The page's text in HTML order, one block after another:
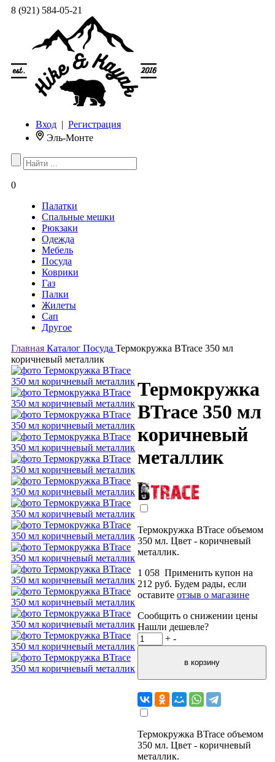
8 (921) 584-05-21
Вход | Регистрация
Эль-Монте
0
Палатки
Спальные мешки
Рюкзаки
Одежда
Мебель
Посуда
Коврики
Газ
Палки
Жилеты
Сап
Другое
Главная Каталог Посуда Термокружка BTrace 350 мл
коричневый металлик
Термокружка
BTrace 350 мл
коричневый
металлик
Термокружка BTrace объемом
350 мл. Цвет - коричневый
металлик.
1 058 Применить купон на
212 руб. Будем рады, если
оставите отзыв о магазине
Сообщить о снижении цены
Нашли дешевле?
+ -
Термокружка BTrace объемом
350 мл. Цвет - коричневый
металлик.